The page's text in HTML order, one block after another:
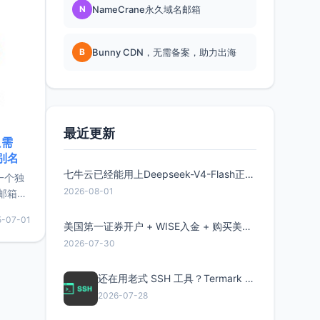
名
个独
箱等
较有
惠的
07-01
N NameCrane永久域名邮箱
B Bunny CDN，无需备案，助力出海
最近更新
七牛云已经能用上Deepseek-V4-Flash正式版了，点此领取300万Token
2026-08-01
美国第一证券开户 + WISE入金 + 购买美股全流程分享
2026-07-30
还在用老式 SSH 工具？Termark 新一代跨平台智能SSH客户端了解一下
2026-07-28